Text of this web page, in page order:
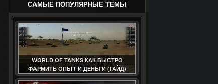
САМЫЕ ПОПУЛЯРНЫЕ ТЕМЫ
WORLD OF TANKS КАК БЫСТРО
ФАРМИТЬ ОПЫТ И ДЕНЬГИ (ГАЙД)